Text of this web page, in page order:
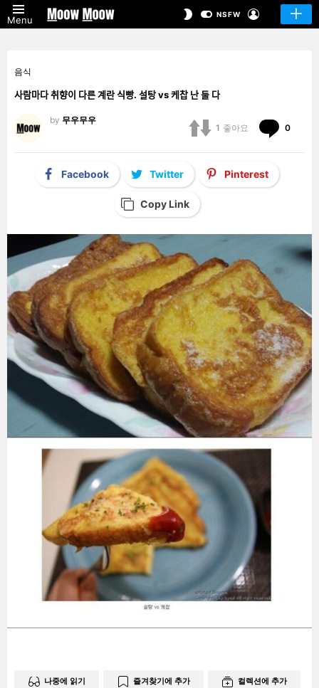
Menu
SWITCHNSFW
음식
사람마다 취향이 다른 계란 식빵. 설탕 vs 케찹 난 둘 다
by 무우무우
1 좋아요 0
Facebook Twitter Pinterest
Copy Link
나중에 읽기 즐겨찾기에 추가 컬렉션에 추가